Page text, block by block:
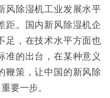
风除湿机工业发展水平
距。国内新风除湿机企
足，在技术水平方面也
准的出台，在某种意义
鞭策，让中国的新风除
要一步。